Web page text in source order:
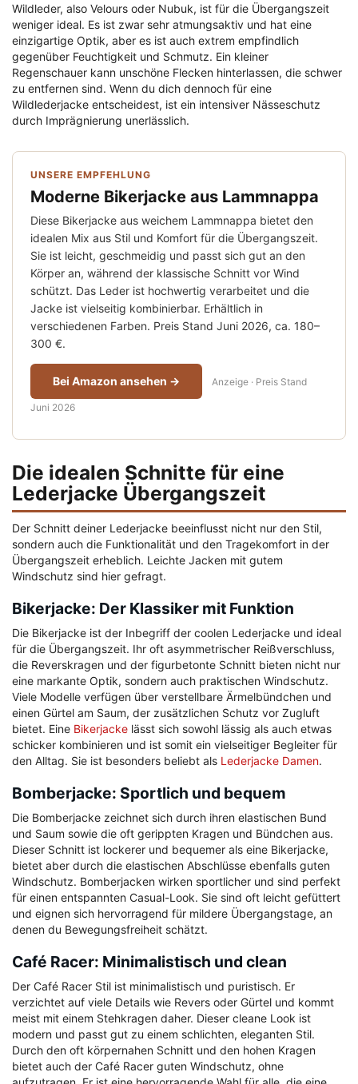
Wildleder, also Velours oder Nubuk, ist für die Übergangszeit
weniger ideal. Es ist zwar sehr atmungsaktiv und hat eine
einzigartige Optik, aber es ist auch extrem empfindlich
gegenüber Feuchtigkeit und Schmutz. Ein kleiner
Regenschauer kann unschöne Flecken hinterlassen, die schwer
zu entfernen sind. Wenn du dich dennoch für eine
Wildlederjacke entscheidest, ist ein intensiver Nässeschutz
durch Imprägnierung unerlässlich.
UNSERE EMPFEHLUNG
Moderne Bikerjacke aus Lammnappa
Diese Bikerjacke aus weichem Lammnappa bietet den
idealen Mix aus Stil und Komfort für die Übergangszeit.
Sie ist leicht, geschmeidig und passt sich gut an den
Körper an, während der klassische Schnitt vor Wind
schützt. Das Leder ist hochwertig verarbeitet und die
Jacke ist vielseitig kombinierbar. Erhältlich in
verschiedenen Farben. Preis Stand Juni 2026, ca. 180–
300 €.
Bei Amazon ansehen → Anzeige · Preis Stand
Juni 2026
Die idealen Schnitte für eine
Lederjacke Übergangszeit
Der Schnitt deiner Lederjacke beeinflusst nicht nur den Stil,
sondern auch die Funktionalität und den Tragekomfort in der
Übergangszeit erheblich. Leichte Jacken mit gutem
Windschutz sind hier gefragt.
Bikerjacke: Der Klassiker mit Funktion
Die Bikerjacke ist der Inbegriff der coolen Lederjacke und ideal
für die Übergangszeit. Ihr oft asymmetrischer Reißverschluss,
die Reverskragen und der figurbetonte Schnitt bieten nicht nur
eine markante Optik, sondern auch praktischen Windschutz.
Viele Modelle verfügen über verstellbare Ärmelbündchen und
einen Gürtel am Saum, der zusätzlichen Schutz vor Zugluft
bietet. Eine Bikerjacke lässt sich sowohl lässig als auch etwas
schicker kombinieren und ist somit ein vielseitiger Begleiter für
den Alltag. Sie ist besonders beliebt als Lederjacke Damen.
Bomberjacke: Sportlich und bequem
Die Bomberjacke zeichnet sich durch ihren elastischen Bund
und Saum sowie die oft gerippten Kragen und Bündchen aus.
Dieser Schnitt ist lockerer und bequemer als eine Bikerjacke,
bietet aber durch die elastischen Abschlüsse ebenfalls guten
Windschutz. Bomberjacken wirken sportlicher und sind perfekt
für einen entspannten Casual-Look. Sie sind oft leicht gefüttert
und eignen sich hervorragend für mildere Übergangstage, an
denen du Bewegungsfreiheit schätzt.
Café Racer: Minimalistisch und clean
Der Café Racer Stil ist minimalistisch und puristisch. Er
verzichtet auf viele Details wie Revers oder Gürtel und kommt
meist mit einem Stehkragen daher. Dieser cleane Look ist
modern und passt gut zu einem schlichten, eleganten Stil.
Durch den oft körpernahen Schnitt und den hohen Kragen
bietet auch der Café Racer guten Windschutz, ohne